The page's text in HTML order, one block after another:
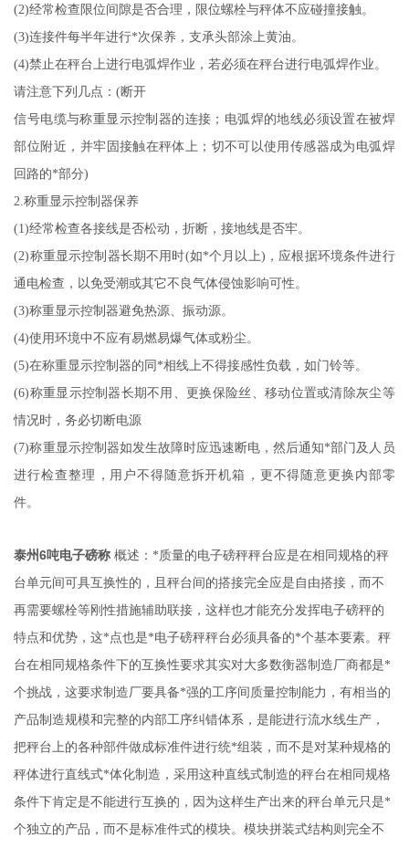
(2)经常检查限位间隙是否合理，限位螺栓与秤体不应碰撞接触。
(3)连接件每半年进行*次保养，支承头部涂上黄油。
(4)禁止在秤台上进行电弧焊作业，若必须在秤台进行电弧焊作业。
请注意下列几点：(断开
信号电缆与称重显示控制器的连接；电弧焊的地线必须设置在被焊
部位附近，并牢固接触在秤体上；切不可以使用传感器成为电弧焊
回路的*部分)
2.称重显示控制器保养
(1)经常检查各接线是否松动，折断，接地线是否牢。
(2)称重显示控制器长期不用时(如*个月以上)，应根据环境条件进行
通电检查，以免受潮或其它不良气体侵蚀影响可性。
(3)称重显示控制器避免热源、振动源。
(4)使用环境中不应有易燃易爆气体或粉尘。
(5)在称重显示控制器的同*相线上不得接感性负载，如门铃等。
(6)称重显示控制器长期不用、更换保险丝、移动位置或清除灰尘等
情况时，务必切断电源
(7)称重显示控制器如发生故障时应迅速断电，然后通知*部门及人员
进行检查整理，用户不得随意拆开机箱，更不得随意更换内部零
件。
泰州6吨电子磅称 概述： *质量的电子磅秤秤台应是在相同规格的秤
台单元间可具互换性的，且秤台间的搭接完全应是自由搭接，而不
再需要螺栓等刚性措施辅助联接，这样也才能充分发挥电子磅秤的
特点和优势，这*点也是*电子磅秤秤台必须具备的*个基本要素。秤
台在相同规格条件下的互换性要求其实对大多数衡器制造厂商都是*
个挑战，这要求制造厂要具备*强的工序间质量控制能力，有相当的
产品制造规模和完整的内部工序纠错体系，是能进行流水线生产，
把秤台上的各种部件做成标准件进行统*组装，而不是对某种规格的
秤体进行直线式*体化制造，采用这种直线式制造的秤台在相同规格
条件下肯定是不能进行互换的，因为这样生产出来的秤台单元只是*
个独立的产品，而不是标准件式的模块。模块拼装式结构则完全不